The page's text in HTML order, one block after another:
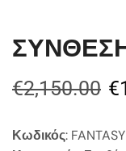
ΣΥΝΘΕΣΗ
€2,150.00 €
Κωδικός: FANTASY